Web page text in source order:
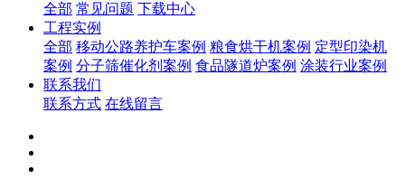
全部 常见问题 下载中心
工程实例
全部 移动公路养护车案例 粮食烘干机案例 定型印染机
案例 分子筛催化剂案例 食品隧道炉案例 涂装行业案例
联系我们
联系方式 在线留言